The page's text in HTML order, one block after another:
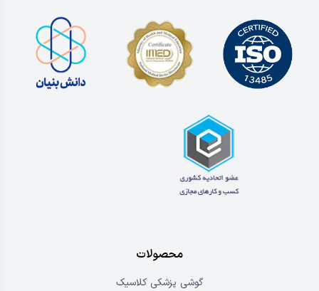
محصولات
گوشی پزشکی کلاسیک